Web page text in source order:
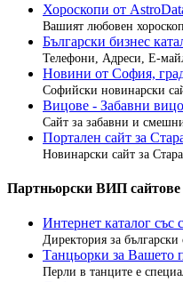
Хороскопи от
Вашият любовен
Български бизнес
Телефони, Адреси, Е-
Новини от София,
Софийски новинарски
Вицове - Забавни
Сайт за забавни и
Портален сайт за
Новинарски сайт за
Партньорски ВИП сайтове
Интернет каталог със
Директория за български
Танцьорки за Вашето
Перли в танците е